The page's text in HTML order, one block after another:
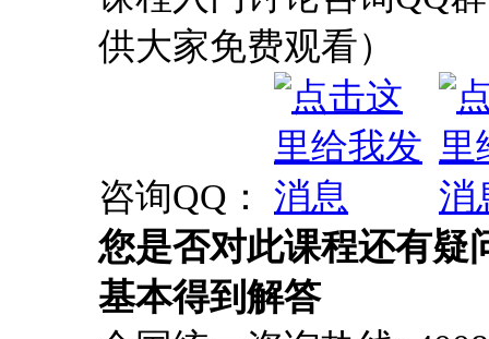
您是否对此课程还有
基本得到解答
全国统一咨询热线:
最新技术热点、 最
尽在炼数成金官方